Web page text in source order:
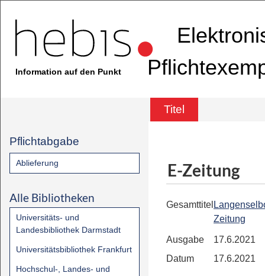
Information auf den Punkt
Titel
Pflichtabgabe
Ablieferung
Alle Bibliotheken
Universitäts- und
Landesbibliothek Darmstadt
Universitätsbibliothek Frankfurt
Hochschul-, Landes- und
E-Zeitung
Gesamttitel
Zeitung
Ausgabe
17.6.2021
Datum
17.6.2021